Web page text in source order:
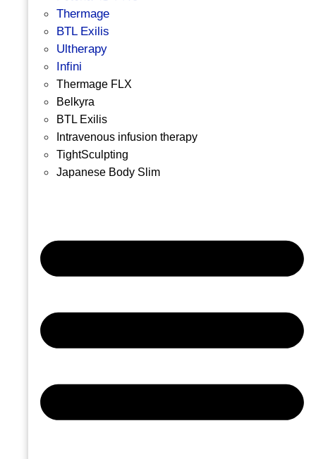
Thermage
BTL Exilis
Ultherapy
Infini
Thermage FLX
Belkyra
BTL Exilis
Intravenous infusion therapy
TightSculpting
Japanese Body Slim